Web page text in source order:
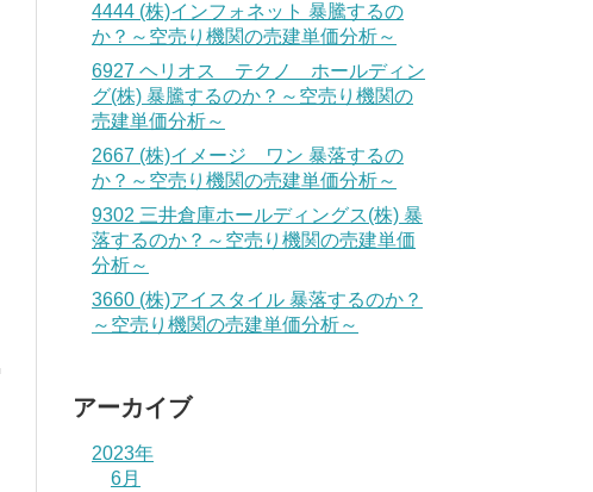
4444 (株)インフォネット 暴騰するの
か？～空売り機関の売建単価分析～
6927 ヘリオス テクノ ホールディン
グ(株) 暴騰するのか？～空売り機関の
売建単価分析～
2667 (株)イメージ ワン 暴落するの
か？～空売り機関の売建単価分析～
9302 三井倉庫ホールディングス(株) 暴
落するのか？～空売り機関の売建単価
分析～
3660 (株)アイスタイル 暴落するのか？
～空売り機関の売建単価分析～
アーカイブ
2023年
6月